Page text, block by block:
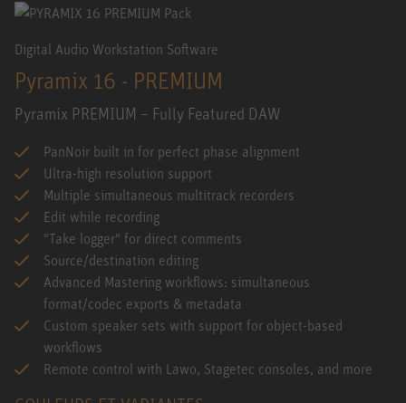
Digital Audio Workstation Software
Pyramix 16 - PREMIUM
Pyramix PREMIUM – Fully Featured DAW
PanNoir built in for perfect phase alignment
Ultra-high resolution support
Multiple simultaneous multitrack recorders
Edit while recording
"Take logger" for direct comments
Source/destination editing
Advanced Mastering workflows: simultaneous
format/codec exports & metadata
Custom speaker sets with support for object-based
workflows
Remote control with Lawo, Stagetec consoles, and more